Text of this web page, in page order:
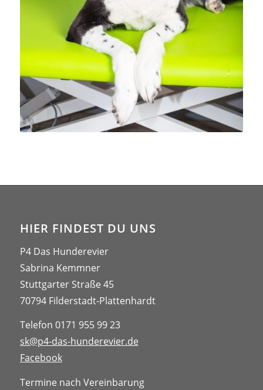
HIER FINDEST DU UNS
P4 Das Hunderevier
Sabrina Kemmner
Stuttgarter Straße 45
70794 Filderstadt-Plattenhardt
Telefon 0171 955 99 23
sk@p4-das-hunderevier.de
Facebook
Termine nach Vereinbarung